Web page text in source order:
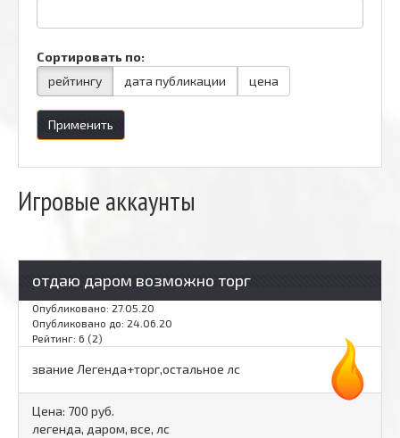
Сортировать по:
рейтингу
дата публикации цена
Применить
Игровые аккаунты
отдаю даром возможно торг
Опубликовано: 27.05.20
Опубликовано до: 24.06.20
Рейтинг: 6 (2)
звание Легенда+торг,остальное лс
Цена: 700 руб.
легенда, даром, все, лс